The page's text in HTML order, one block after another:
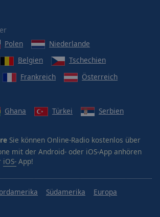
Polen
Niederlande
Belgien
Tschechien
Frankreich Österreich
Ghana Türkei Serbien
Sie können Online-Radio kostenlos über
mit der Android- oder iOS-App anhören
iOS- App!
Südamerika
Europa